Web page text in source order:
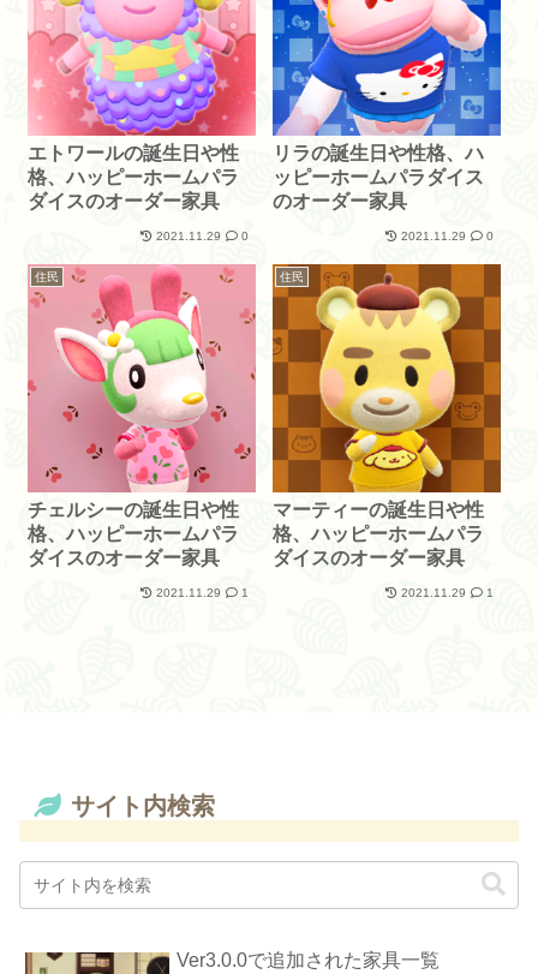
エトワールの誕生日や性
格、ハッピーホームパラ
ダイスのオーダー家具
2021.11.29 0
リラの誕生日や性格、ハ
ッピーホームパラダイス
のオーダー家具
2021.11.29 0
住民
チェルシーの誕生日や性
格、ハッピーホームパラ
ダイスのオーダー家具
2021.11.29 1
住民
マーティーの誕生日や性
格、ハッピーホームパラ
ダイスのオーダー家具
2021.11.29 1
サイト内検索
Ver3.0.0で追加された家具一覧